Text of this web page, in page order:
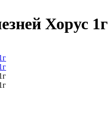
Хорус 1г